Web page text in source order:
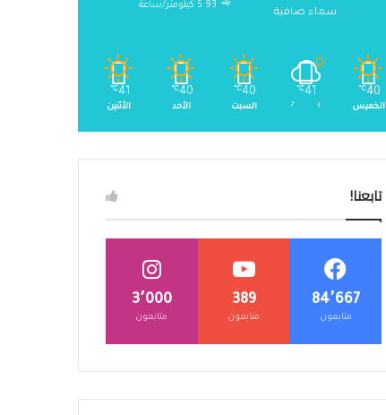
سماء صافية
5.93 كيلومتر/ساعة
40
℃
الخميس
41
℃
الجمعة
40
℃
السبت
40
℃
الأحد
41
℃
الأثنين
تابعنا!
84٬667
متابعون
389
متابعون
3٬000
متابعون